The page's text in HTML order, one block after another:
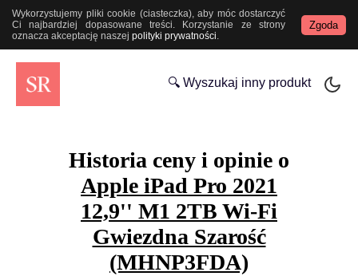
Wykorzystujemy pliki cookie (ciasteczka), aby móc dostarczyć
Ci najbardziej dopasowane treści. Korzystanie ze strony
oznacza akceptację naszej polityki prywatności.
Zgoda
🔍 Wyszukaj inny produkt
Historia ceny i opinie o
Apple iPad Pro 2021
12,9'' M1 2TB Wi-Fi
Gwiezdna Szarość
(MHNP3FDA)